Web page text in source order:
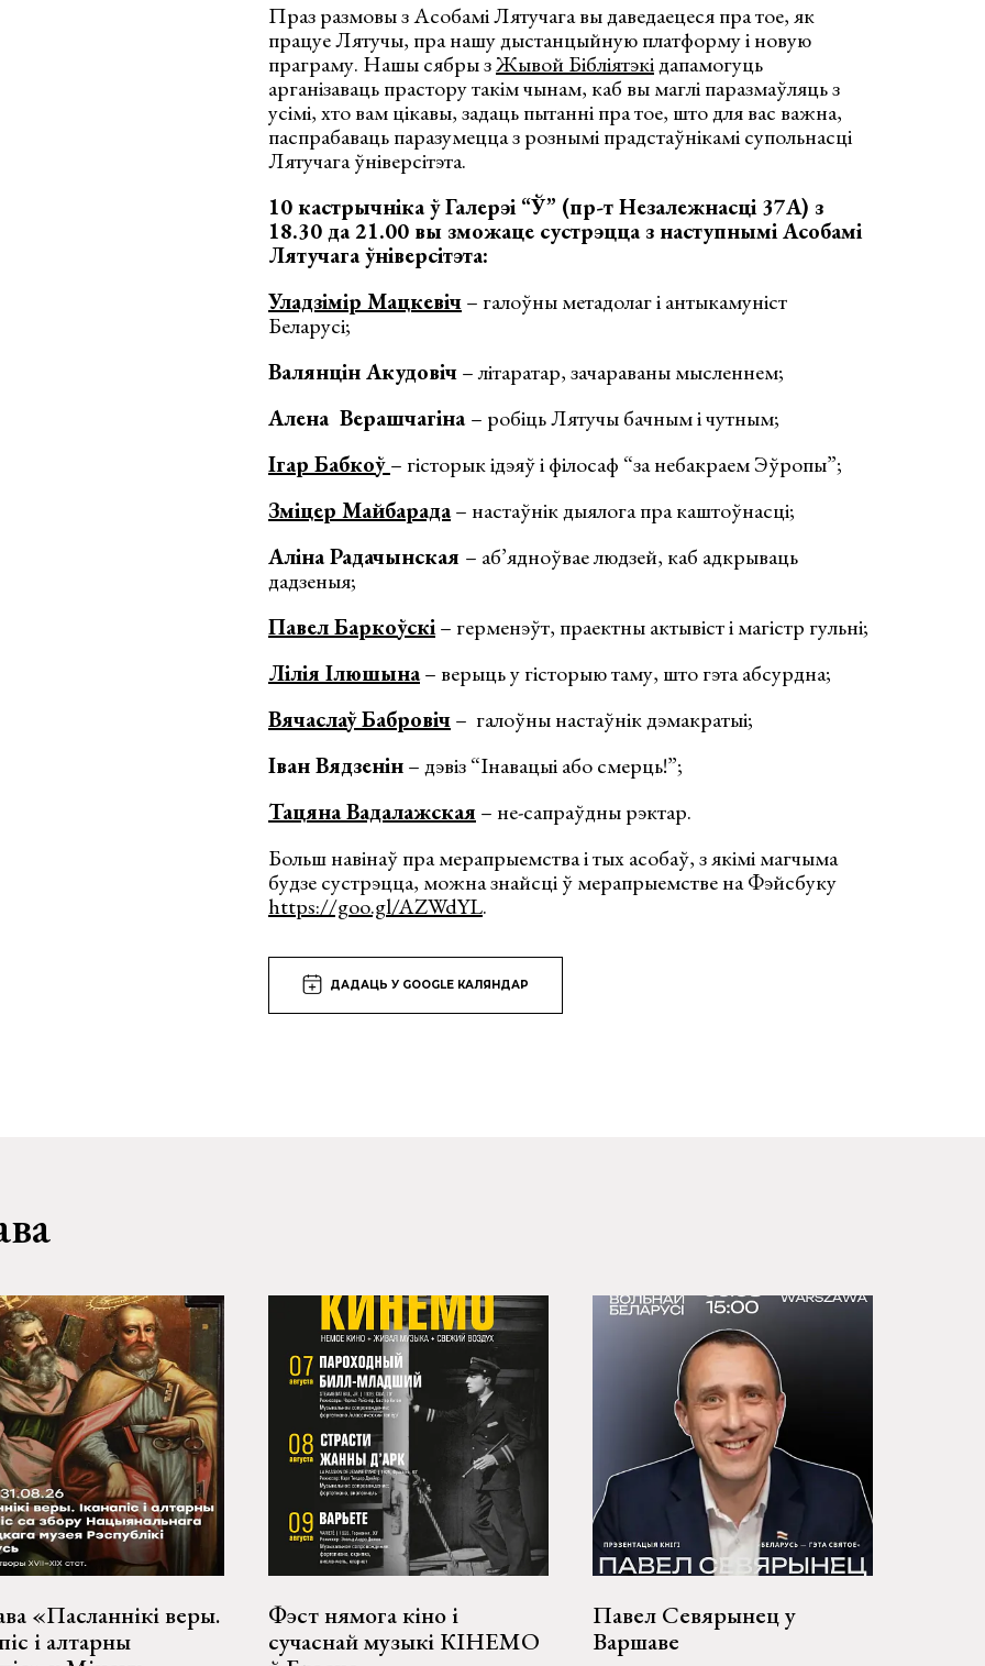
Праз размовы з Асобамі Лятучага вы даведаецеся пра тое, як
працуе Лятучы, пра нашу дыстанцыйную платформу і новую
праграму. Нашы сябры зЖывой Бібліятэкідапамогуць
арганізаваць прастору такім чынам, каб вы маглі паразмаўляць з
усімі, хто вам цікавы, задаць пытанні пра тое, што для вас важна,
паспрабаваць паразумецца з рознымі прадстаўнікамі супольнасці
Лятучага ўніверсітэта.
10 кастрычніка ў Галерэі “Ў” (пр-т Незалежнасцi 37А) з
18.30 да 21.00 вы зможаце сустрэцца з наступнымі Асобамі
Лятучага ўніверсітэта:
Уладзімір Мацкевіч– галоўны метадолаг і антыкамуніст
Беларусі;
Валянцін Акудовіч– літаратар, зачараваны мысленнем;
Алена Верашчагіна– робіць Лятучы бачным і чутным;
Ігар Бабкоў– гісторык ідэяў і філосаф “за небакраем Эўропы”;
Зміцер Майбарада– настаўнік дыялога пра каштоўнасці;
Аліна Радачынская – аб’ядноўвае людзей, каб адкрываць
дадзеныя;
Павел Баркоўскі– герменэўт, праектны актывіст і магістр гульні;
Лілія Ілюшына– верыць у гісторыю таму, што гэта абсурдна;
Вячаслаў Бабровіч– галоўны настаўнік дэмакратыі;
Іван Вядзенін– дэвіз “Інавацыі або смерць!”;
Тацяна Вадалажская – не-сапраўдны рэктар.
Больш навінаў пра мерапрыемства і тых асобаў, з якімі магчыма
будзе сустрэцца, можна знайсці ў мерапрыемстве на Фэйсбуку
https://goo.gl/AZWdYL.
ДАДАЦЬ У GOOGLE КАЛЯНДАР
«Пасланнікі веры.
і алтарны
Фэст нямога кіно і
сучаснай музыкі КІНЕМО
Павел Севярынец у
Варшаве